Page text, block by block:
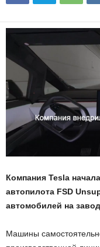
Компания Tesla
автопилота FSD
автомобилей на
Машины